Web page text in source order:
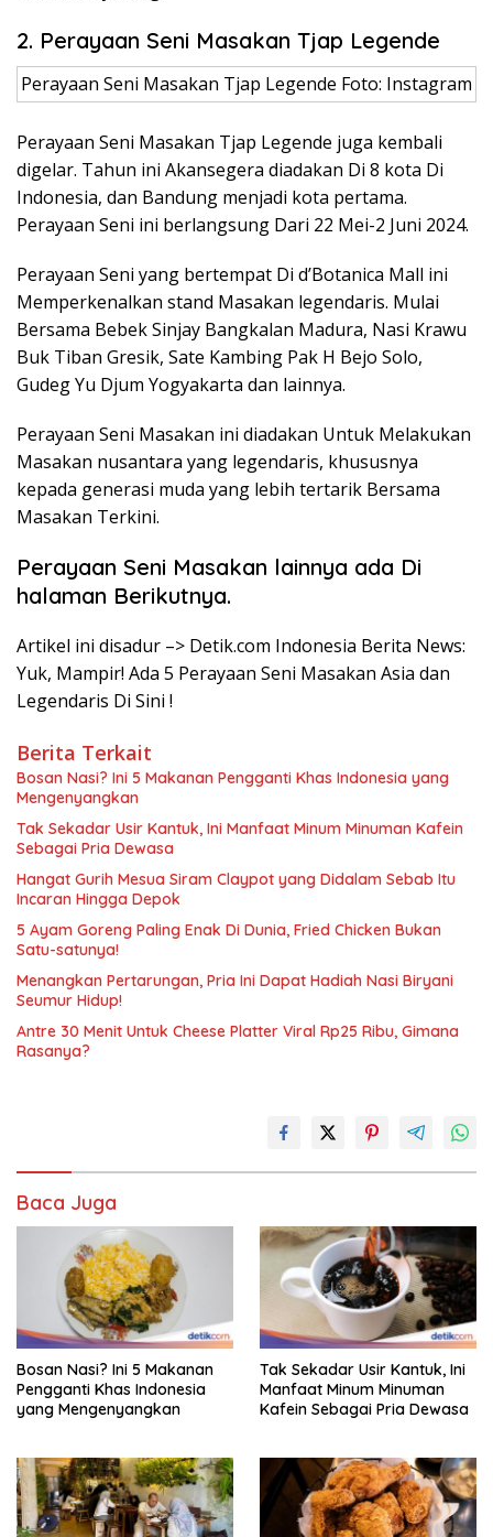
2. Perayaan Seni Masakan Tjap Legende
Perayaan Seni Masakan Tjap Legende Foto: Instagram
Perayaan Seni Masakan Tjap Legende juga kembali
digelar. Tahun ini Akansegera diadakan Di 8 kota Di
Indonesia, dan Bandung menjadi kota pertama.
Perayaan Seni ini berlangsung Dari 22 Mei-2 Juni 2024.
Perayaan Seni yang bertempat Di d’Botanica Mall ini
Memperkenalkan stand Masakan legendaris. Mulai
Bersama Bebek Sinjay Bangkalan Madura, Nasi Krawu
Buk Tiban Gresik, Sate Kambing Pak H Bejo Solo,
Gudeg Yu Djum Yogyakarta dan lainnya.
Perayaan Seni Masakan ini diadakan Untuk Melakukan
Masakan nusantara yang legendaris, khususnya
kepada generasi muda yang lebih tertarik Bersama
Masakan Terkini.
Perayaan Seni Masakan lainnya ada Di
halaman Berikutnya.
Artikel ini disadur –> Detik.com Indonesia Berita News:
Yuk, Mampir! Ada 5 Perayaan Seni Masakan Asia dan
Legendaris Di Sini !
Berita Terkait
Bosan Nasi? Ini 5 Makanan Pengganti Khas Indonesia yang
Mengenyangkan
Tak Sekadar Usir Kantuk, Ini Manfaat Minum Minuman Kafein
Sebagai Pria Dewasa
Hangat Gurih Mesua Siram Claypot yang Didalam Sebab Itu
Incaran Hingga Depok
5 Ayam Goreng Paling Enak Di Dunia, Fried Chicken Bukan
Satu-satunya!
Menangkan Pertarungan, Pria Ini Dapat Hadiah Nasi Biryani
Seumur Hidup!
Antre 30 Menit Untuk Cheese Platter Viral Rp25 Ribu, Gimana
Rasanya?
Baca Juga
Bosan Nasi? Ini 5 Makanan
Pengganti Khas Indonesia
yang Mengenyangkan
Tak Sekadar Usir Kantuk, Ini
Manfaat Minum Minuman
Kafein Sebagai Pria Dewasa